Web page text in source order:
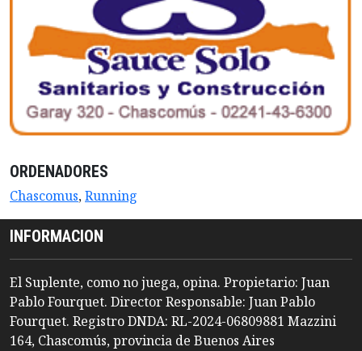
ORDENADORES
Chascomus,Running
INFORMACION
El Suplente, como no juega, opina. Propietario: Juan
Pablo Fourquet. Director Responsable: Juan Pablo
Fourquet. Registro DNDA: RL-2024-06809881 Mazzini
164, Chascomús, provincia de Buenos Aires